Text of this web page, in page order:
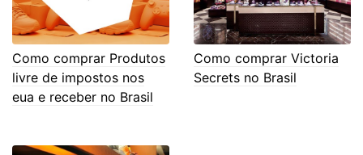
Como comprar Produtos
livre de impostos nos
eua e receber no Brasil
Como comprar Victoria
Secrets no Brasil